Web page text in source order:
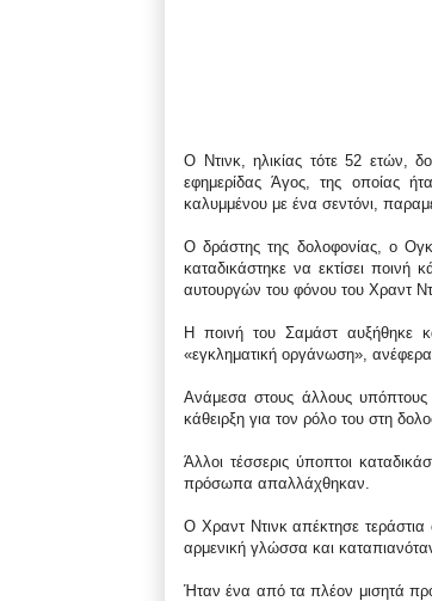
Ο Ντινκ, ηλικίας τότε 52 ετών,
εφημερίδας Άγος, της οποίας
καλυμμένου με ένα σεντόνι,
Ο δράστης της δολοφονίας, ο
καταδικάστηκε να εκτίσει
αυτουργών του φόνου του Χραντ
Η ποινή του Σαμάστ αυξήθηκε
«εγκληματική οργάνωση»,
Ανάμεσα στους άλλους υπόπτους
κάθειρξη για τον ρόλο του στη
Άλλοι τέσσερις ύποπτοι
πρόσωπα απαλλάχθηκαν.
Ο Χραντ Ντινκ απέκτησε
αρμενική γλώσσα και
Ήταν ένα από τα πλέον μισητά